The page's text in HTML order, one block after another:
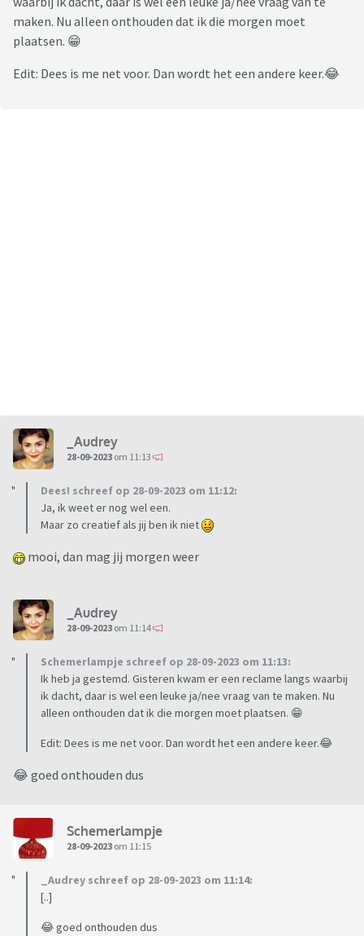
maken. Nu alleen onthouden dat ik die morgen moet
plaatsen. 😁
Edit: Dees is me net voor. Dan wordt het een andere keer.😂
_Audrey
28-09-2023 om 11:13
Dees! schreef op 28-09-2023 om 11:12:
Ja, ik weet er nog wel een.
Maar zo creatief als jij ben ik niet
mooi, dan mag jij morgen weer
_Audrey
28-09-2023 om 11:14
Schemerlampje schreef op 28-09-2023 om 11:13:
Ik heb ja gestemd. Gisteren kwam er een reclame langs waarbij
ik dacht, daar is wel een leuke ja/nee vraag van te maken. Nu
alleen onthouden dat ik die morgen moet plaatsen. 😁
Edit: Dees is me net voor. Dan wordt het een andere keer.😂
😂 goed onthouden dus
Schemerlampje
28-09-2023 om 11:15
_Audrey schreef op 28-09-2023 om 11:14:
[..]
😂 goed onthouden dus